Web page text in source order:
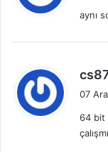
aynı
07
64 bit